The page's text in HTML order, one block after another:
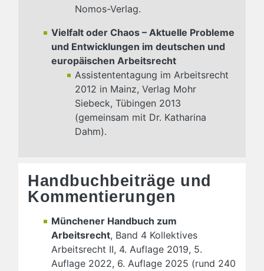
Nomos-Verlag.
Vielfalt oder Chaos – Aktuelle Probleme
und Entwicklungen im deutschen und
europäischen Arbeitsrecht
Assistententagung im Arbeitsrecht
2012 in Mainz, Verlag Mohr
Siebeck, Tübingen 2013
(gemeinsam mit Dr. Katharina
Dahm).
Handbuchbeiträge und
Kommentierungen
Münchener Handbuch zum
Arbeitsrecht, Band 4 Kollektives
Arbeitsrecht II, 4. Auflage 2019, 5.
Auflage 2022, 6. Auflage 2025 (rund 240